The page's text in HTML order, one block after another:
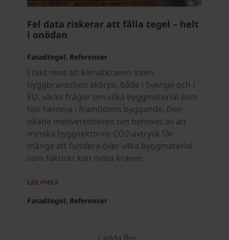
Fel data riskerar att fälla tegel – helt
i onödan
Fasadtegel, Referenser
I takt med att klimatkraven inom
byggbranschen skärps, både i Sverige och i
EU, väcks frågor om vilka byggmaterial som
hör hemma i framtidens byggande. Den
ökade medvetenheten om behovet av att
minska byggsektorns CO2-avtryck får
många att fundera över vilka byggmaterial
som faktiskt kan möta kraven.
Läs mera
Fasadtegel, Referenser